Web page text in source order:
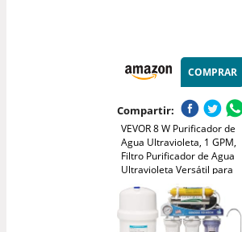
COMPRAR
Compartir:
VEVOR 8 W Purificador de
Agua Ultravioleta, 1 GPM,
Filtro Purificador de Agua
Ultravioleta Versátil para
Toda la Casa con Carcasa
de Acero Inoxidable, Funda
de Cuarzo Apto para Ducha,
Bebida